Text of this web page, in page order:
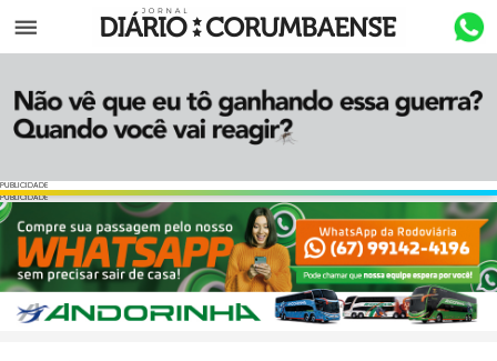
Menu
PUBLICIDADE
PUBLICIDADE